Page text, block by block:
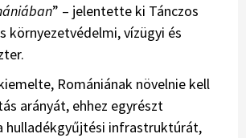
” – jelentette ki Tánczos
környezetvédelmi, vízügyi és
Romániának növelnie kell
arányát, ehhez egyrészt
hulladékgyűjtési infrastruktúrát,